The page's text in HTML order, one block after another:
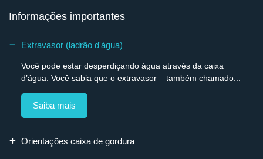
Informações importantes
Extravasor (ladrão d'água)
Você pode estar desperdiçando água através da caixa
d’água. Você sabia que o extravasor – também chamado...
Saiba mais
Orientações caixa de gordura